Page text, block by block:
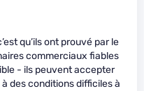
qu’ils ont prouvé par le
commerciaux fiables
- ils peuvent accepter
des conditions difficiles à